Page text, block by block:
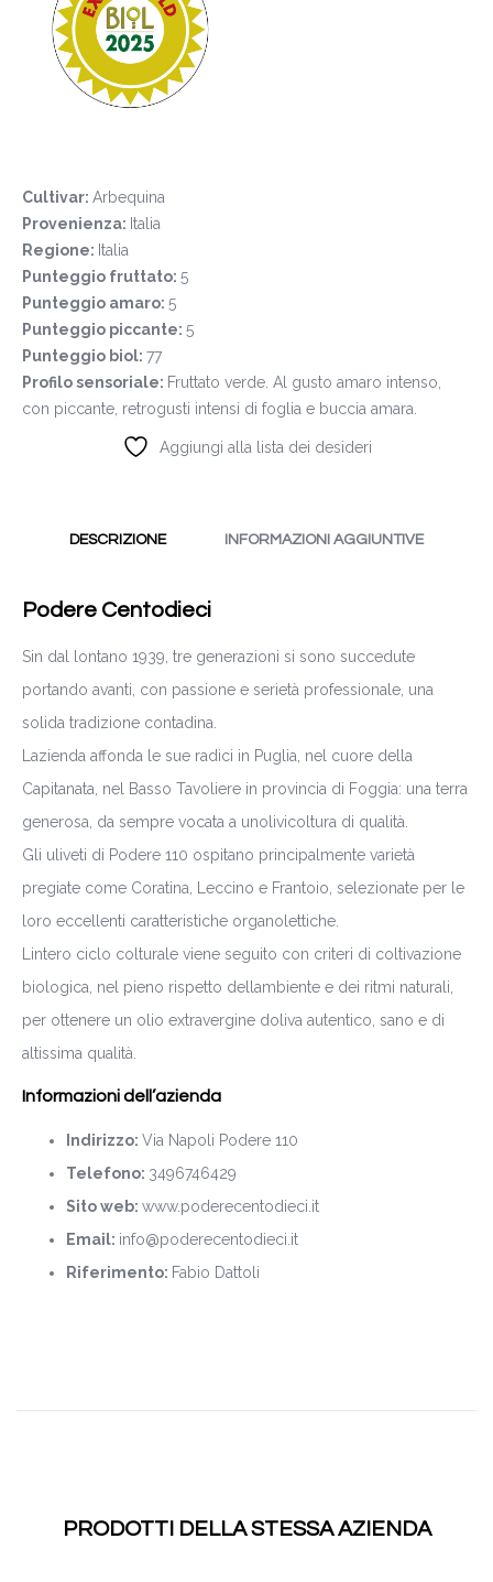
Cultivar: Arbequina
Provenienza: Italia
Regione: Italia
Punteggio fruttato: 5
Punteggio amaro: 5
Punteggio piccante: 5
Punteggio biol: 77
Profilo sensoriale: Fruttato verde. Al gusto amaro intenso,
con piccante, retrogusti intensi di foglia e buccia amara.
Aggiungi alla lista dei desideri
DESCRIZIONE INFORMAZIONI AGGIUNTIVE
Podere Centodieci
Sin dal lontano 1939, tre generazioni si sono succedute
portando avanti, con passione e serietà professionale, una
solida tradizione contadina.
Lazienda affonda le sue radici in Puglia, nel cuore della
Capitanata, nel Basso Tavoliere in provincia di Foggia: una terra
generosa, da sempre vocata a unolivicoltura di qualità.
Gli uliveti di Podere 110 ospitano principalmente varietà
pregiate come Coratina, Leccino e Frantoio, selezionate per le
loro eccellenti caratteristiche organolettiche.
Lintero ciclo colturale viene seguito con criteri di coltivazione
biologica, nel pieno rispetto dellambiente e dei ritmi naturali,
per ottenere un olio extravergine doliva autentico, sano e di
altissima qualità.
Informazioni dell’azienda
Indirizzo: Via Napoli Podere 110
Telefono: 3496746429
Sito web: www.poderecentodieci.it
Email: info@poderecentodieci.it
Riferimento: Fabio Dattoli
PRODOTTI DELLA STESSA AZIENDA